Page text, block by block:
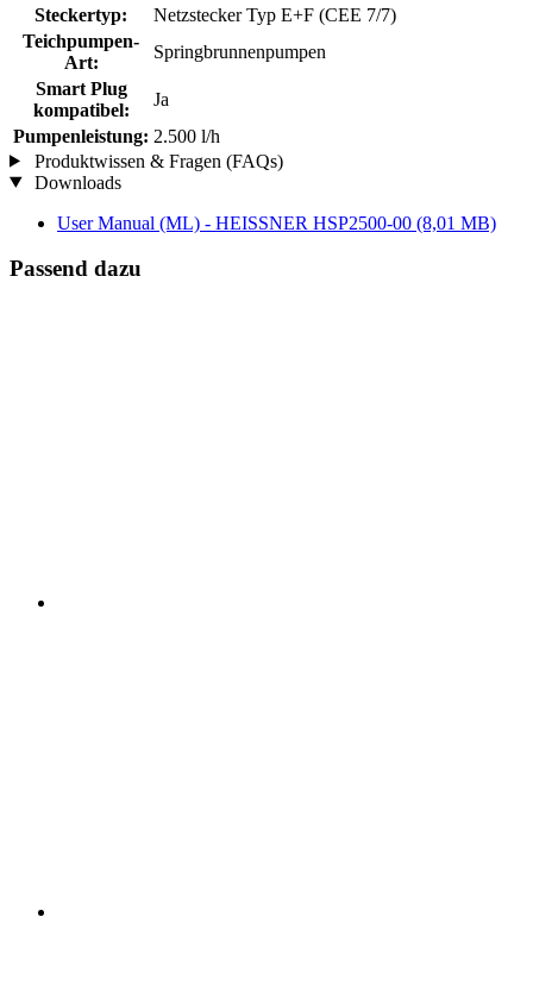
Steckertyp:
Netzstecker Typ E+F (CEE 7/7)
Teichpumpen-
Art:
Springbrunnenpumpen
Smart Plug
kompatibel:
Ja
Pumpenleistung: 2.500 l/h
Produktwissen & Fragen (FAQs)
Downloads
User Manual (ML) - HEISSNER HSP2500-00 (8,01 MB)
Passend dazu